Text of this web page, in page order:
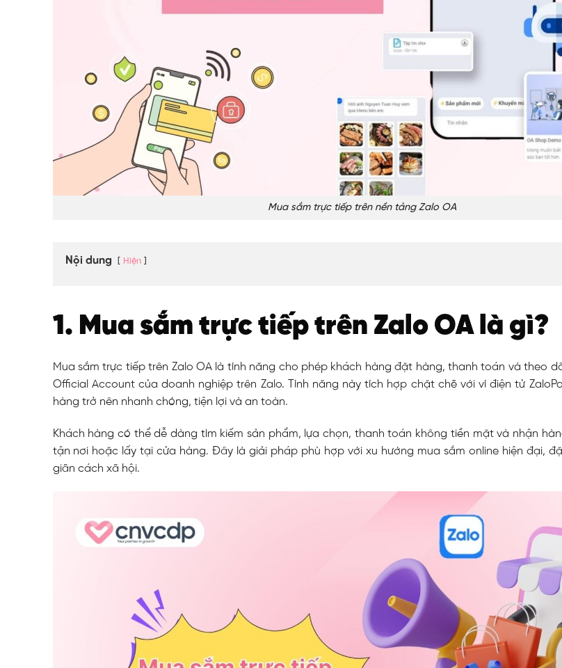
Mua sắm trực tiếp trên nền tảng Zalo OA
Nội dung Hiện
1. Mua sắm trực tiếp trên Zalo OA là gì?
Mua sắm trực tiếp trên Zalo OA là tính năng cho phép khách hàng đặt hàng, thanh toán và theo
Official Account của doanh nghiệp trên Zalo. Tính năng này tích hợp chặt chẽ với ví điện tử
hàng trở nên nhanh chóng, tiện lợi và an toàn.
Khách hàng có thể dễ dàng tìm kiếm sản phẩm, lựa chọn, thanh toán không tiền mặt và nhận
tận nơi hoặc lấy tại cửa hàng. Đây là giải pháp phù hợp với xu hướng mua sắm online hiện đại,
giãn cách xã hội.